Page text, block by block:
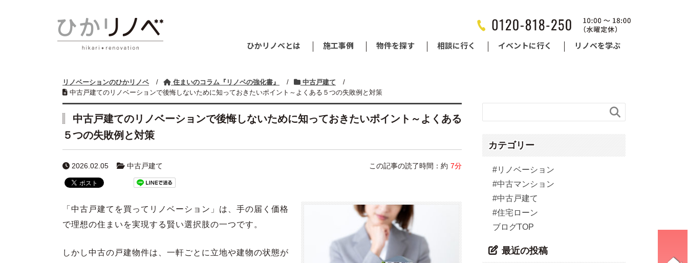
ひかリノベとは 施工事例 物件を探す 相談に行く イベントに行く リノベを学ぶ
リノベーションのひかリノベ / 住まいのコラム『リノベの強化書』 / 中古戸建て
/
中古戸建てのリノベーションで後悔しないために知っておきたいポイント～よくある５つの失敗例と対策
中古戸建てのリノベーションで後悔しないために知っておきたいポイント～よくある
５つの失敗例と対策
2026.02.05 中古戸建て この記事の読了時間：約 7分
「中古戸建てを買ってリノベーション」は、手の届く価格
で理想の住まいを実現する賢い選択肢の一つです。
しかし中古の戸建物件は、一軒ごとに立地や建物の状態が

カテゴリー
#リノベーション
#中古マンション
#中古戸建て
#住宅ローン
ブログTOP
最近の投稿